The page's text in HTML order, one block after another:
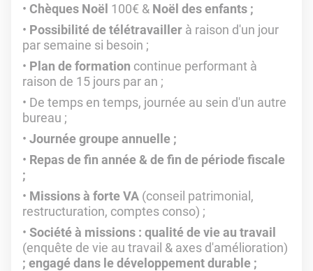
Chèques Noël 100€ & Noël des enfants ;
Possibilité de télétravailler à raison d'un jour
par semaine si besoin ;
Plan de formation continue performant à
raison de 15 jours par an ;
De temps en temps, journée au sein d'un autre
bureau ;
Journée groupe annuelle ;
Repas de fin année & de fin de période fiscale
;
Missions à forte VA (conseil patrimonial,
restructuration, comptes conso) ;
Société à missions : qualité de vie au travail
(enquête de vie au travail & axes d'amélioration)
; engagé dans le développement durable ;